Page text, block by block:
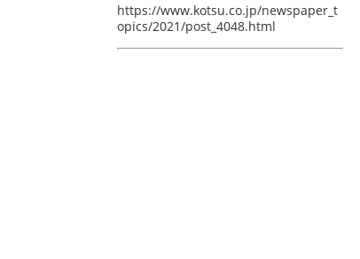
https://www.kotsu.co.jp/newspaper_t
opics/2021/post_4048.html